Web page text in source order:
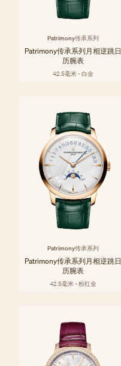
Patrimony传承系列
Patrimony传承系列月相逆跳日
历腕表
42.5毫米 - 白金
Patrimony传承系列
Patrimony传承系列月相逆跳日
历腕表
42.5毫米 - 粉红金